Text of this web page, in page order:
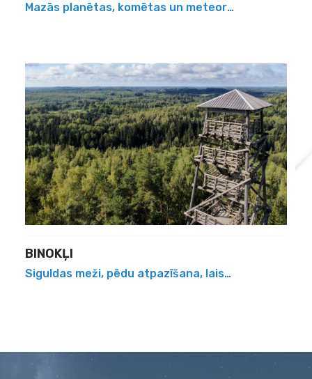
Mazās planētas, komētas un meteorīti
BINOKĻI
Siguldas meži, pēdu atpazīšana, laiskā stirna, četri